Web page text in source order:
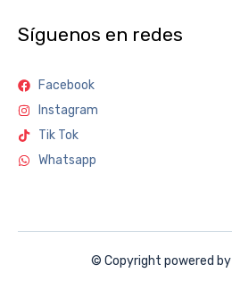
Síguenos en redes
Facebook
Instagram
Tik Tok
Whatsapp
© Copyright powered by